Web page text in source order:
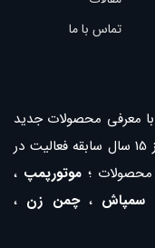
تماس با ما
با معرفی محصولات جدید
و بروز و همچنین ارائه بهترین ها با بیش از 15 سال سابقه فعالیت در
؛ موتورپمپ ،
سمپاش ،چمن زن ،